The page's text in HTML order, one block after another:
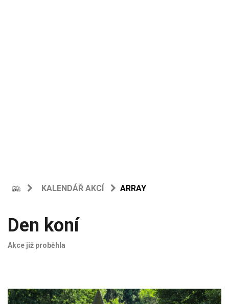
KALENDÁŘ AKCÍ ARRAY
Den koní
Akce již proběhla